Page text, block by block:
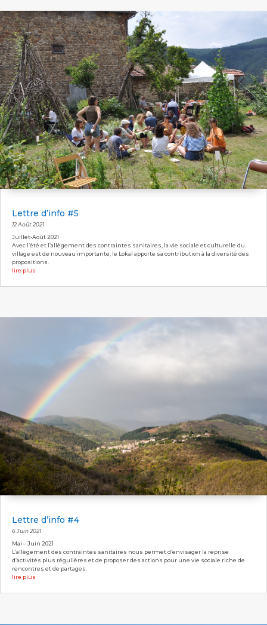
Lettre d’info #5
12 Août 2021
Juillet-Août 2021
Avec l’été et l’allègement des contraintes sanitaires, la vie sociale et culturelle du
village est de nouveau importante; le Lokal apporte sa contribution à la diversité des
propositions.
lire plus
Lettre d’info #4
6 Juin 2021
Mai – Juin 2021
L’allègement des contraintes sanitaires nous permet d’envisager la reprise
d’activités plus régulières et de proposer des actions pour une vie sociale riche de
rencontres et de partages.
lire plus